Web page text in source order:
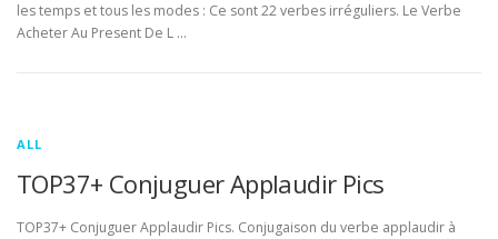
les temps et tous les modes : Ce sont 22 verbes irréguliers. Le Verbe
Acheter Au Present De L …
ALL
TOP37+ Conjuguer Applaudir Pics
TOP37+ Conjuguer Applaudir Pics. Conjugaison du verbe applaudir à